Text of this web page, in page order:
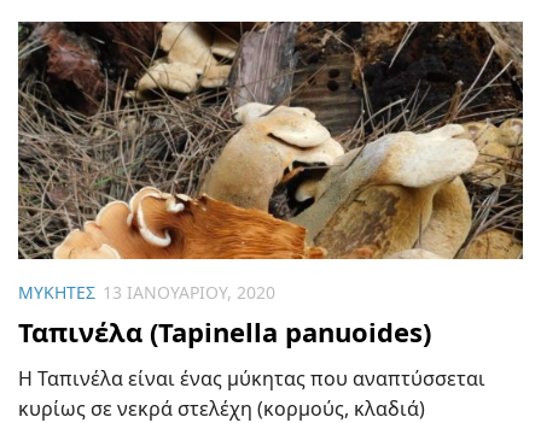
ΜΎΚΗΤΕΣ 13 ΙΑΝΟΥΑΡΊΟΥ, 2020
Ταπινέλα (Tapinella panuoides)
Η Ταπινέλα είναι ένας μύκητας που αναπτύσσεται
κυρίως σε νεκρά στελέχη (κορμούς, κλαδιά)